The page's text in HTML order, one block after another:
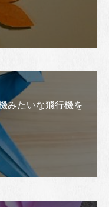
みたいな飛行機を